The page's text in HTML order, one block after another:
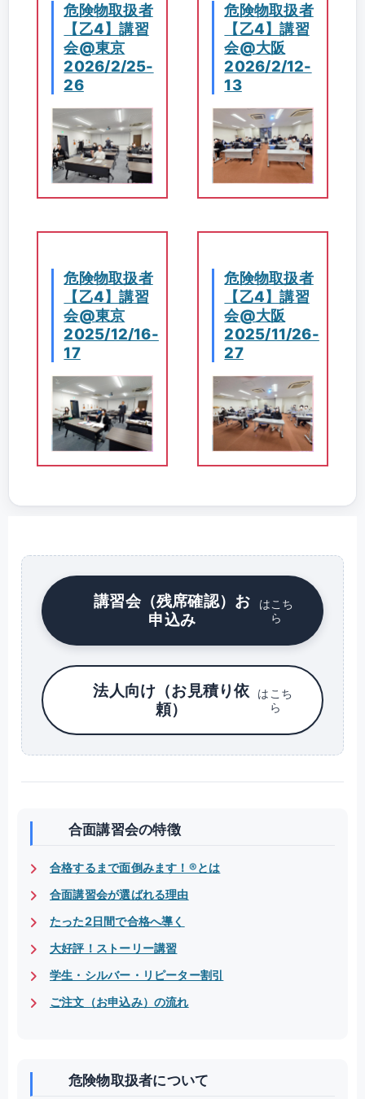
危険物取扱者
【乙4】講習
会@東京
2026/2/25-
26
危険物取扱者
【乙4】講習
会@大阪
2026/2/12-
13
危険物取扱者
【乙4】講習
会@東京
2025/12/16-
17
危険物取扱者
【乙4】講習
会@大阪
2025/11/26-
27
講習会（残席確認）お
申込み
はこち
ら
法人向け（お見積り依
頼）
はこち
ら
合面講習会の特徴
合格するまで面倒みます！®とは
合面講習会が選ばれる理由
たった2日間で合格へ導く
大好評！ストーリー講習
学生・シルバー・リピーター割引
ご注文（お申込み）の流れ
危険物取扱者について